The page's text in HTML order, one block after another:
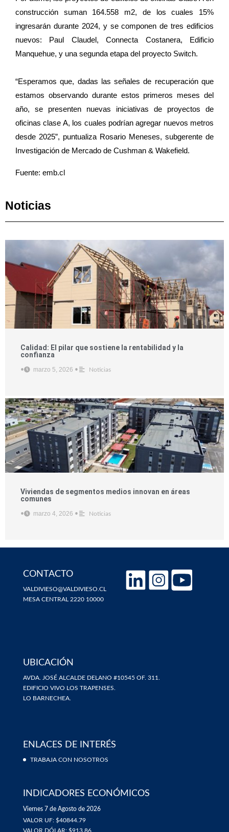
construcción suman 164.558 m2, de los cuales 15%
ingresarán durante 2024, y se componen de tres edificios
nuevos: Paul Claudel, Connecta Costanera, Edificio
Manquehue, y una segunda etapa del proyecto Switch.
“Esperamos que, dadas las señales de recuperación que
estamos observando durante estos primeros meses del
año, se presenten nuevas iniciativas de proyectos de
oficinas clase A, los cuales podrían agregar nuevos metros
desde 2025”, puntualiza Rosario Meneses, subgerente de
Investigación de Mercado de Cushman & Wakefield.
Fuente: emb.cl
Noticias
Calidad: El pilar que sostiene la rentabilidad y la
confianza
• marzo 5, 2026 • Noticias
Viviendas de segmentos medios innovan en áreas
comunes
• marzo 4, 2026 • Noticias
CONTACTO
VALDIVIESO@VALDIVIESO.CL
MESA CENTRAL 2220 10000
UBICACIÓN
AVDA. JOSÉ ALCALDE DELANO #10545 OF. 311.
EDIFICIO VIVO LOS TRAPENSES.
LO BARNECHEA.
ENLACES DE INTERÉS
TRABAJA CON NOSOTROS
INDICADORES ECONÓMICOS
Viernes 7 de Agosto de 2026
VALOR UF: $40844.79
VALOR DÓLAR: $913.86